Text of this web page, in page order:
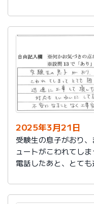
2025年3月21日
受験生の息子がおり
ュートがこわれてし
電話したあと、とて
対応もていねいして
が不安になることな